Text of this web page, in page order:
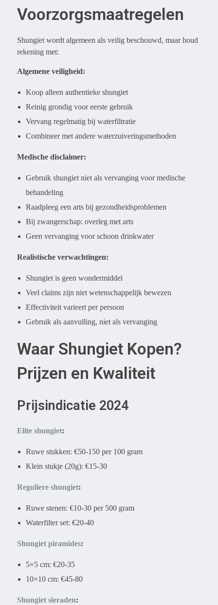
Voorzorgsmaatregelen
Shungiet wordt algemeen als veilig beschouwd, maar houd
rekening met:
Algemene veiligheid:
Koop alleen authentieke shungiet
Reinig grondig voor eerste gebruik
Vervang regelmatig bij waterfiltratie
Combineer met andere waterzuiveringsmethoden
Medische disclaimer:
Gebruik shungiet niet als vervanging voor medische
behandeling
Raadpleeg een arts bij gezondheidsproblemen
Bij zwangerschap: overleg met arts
Geen vervanging voor schoon drinkwater
Realistische verwachtingen:
Shungiet is geen wondermiddel
Veel claims zijn niet wetenschappelijk bewezen
Effectiviteit varieert per persoon
Gebruik als aanvulling, niet als vervanging
Waar Shungiet Kopen?
Prijzen en Kwaliteit
Prijsindicatie 2024
Elite shungiet:
Ruwe stukken: €50-150 per 100 gram
Klein stukje (20g): €15-30
Reguliere shungiet:
Ruwe stenen: €10-30 per 500 gram
Waterfilter set: €20-40
Shungiet piramides:
5×5 cm: €20-35
10×10 cm: €45-80
Shungiet sieraden: